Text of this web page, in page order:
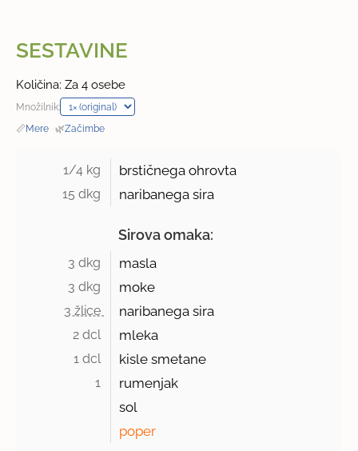
SESTAVINE
Količina: Za 4 osebe
Množilnik:
📏Mere · 🌿Začimbe
1/4 kg brstičnega ohrovta
15 dkg naribanega sira
Sirova omaka:
3 dkg masla
3 dkg moke
3 žlice naribanega sira
2 dcl mleka
1 dcl kisle smetane
1
rumenjak
sol
poper